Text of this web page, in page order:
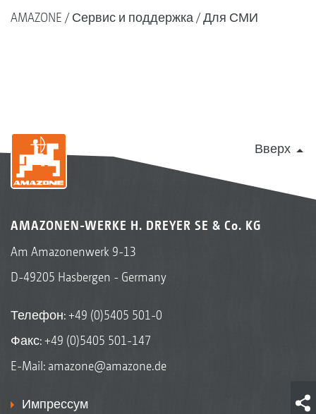
AMAZONE Сервис и поддержка Для СМИ
Вверх
AMAZONEN-WERKE H. DREYER SE & Co. KG
Am Amazonenwerk 9-13
D-49205 Hasbergen - Germany
Телефон:+49 (0)5405 501-0
Факс: +49 (0)5405 501-147
E-Mail: amazone@amazone.de
Импрессум